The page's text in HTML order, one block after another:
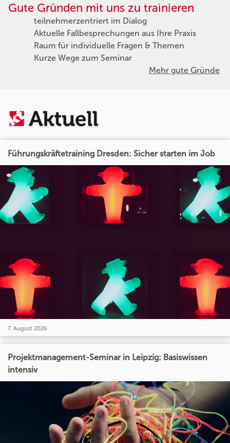
Gute Gründen mit uns zu trainieren
teilnehmerzentriert im Dialog
Aktuelle Fallbesprechungen aus Ihre Praxis
Raum für individuelle Fragen & Themen
Kurze Wege zum Seminar
Mehr gute Gründe
Führungskräftetraining Dresden: Sicher starten im Job
7. August 2026
Projektmanagement-Seminar in Leipzig: Basiswissen
intensiv